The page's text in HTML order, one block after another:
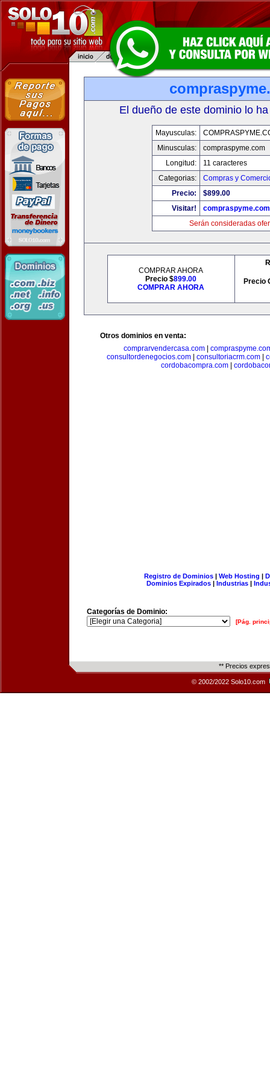
El dueño de este dominio lo
Mayusculas:
Minusculas:
compraspyme.com
Longitud:
11 caracteres
Categorias:
Compras y
Precio:
$899.00
Visitar!
compraspyme.com
Serán consideradas
COMPRAR AHORA
Precio $899.00
COMPRAR AHORA
Precio
Otros dominios en venta:
comprarvendercasa.com|
consultordenegocios.com| consultoriacrm.com|
cordobacompra.com|
Registro de Dominios| Web Hosting |
Dominios Expirados | Industrias |
Categorías de Dominio:
[Pág.
** Precios
© 2002/2022 Solo10.com